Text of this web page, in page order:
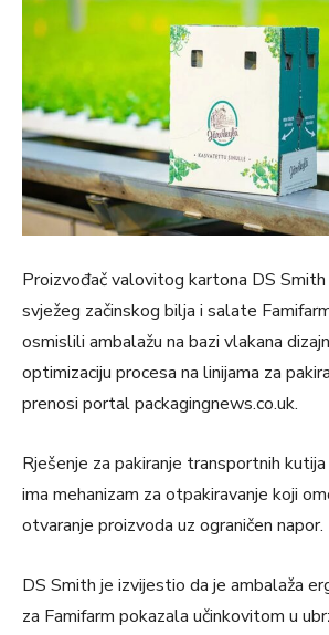
Proizvođač valovitog kartona DS
svježeg začinskog bilja i salate
osmislili ambalažu na bazi vlakana
optimizaciju procesa na linijama za
prenosi portal packagingnews.co.uk.
Rješenje za pakiranje transportnih
ima mehanizam za otpakiravanje koji
otvaranje proizvoda uz ograničen napor.
DS Smith je izvijestio da je ambalaža
za Famifarm pokazala učinkovitom u